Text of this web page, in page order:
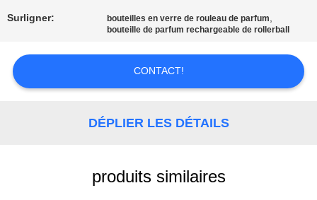
CONTRÔLE
QUALITÉ
NOUVELLES
Surligner: bouteilles en verre de rouleau de parfum,
bouteille de parfum rechargeable de rollerball
CONTACT!
DÉPLIER LES DÉTAILS
produits similaires